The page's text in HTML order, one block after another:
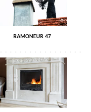
RAMONEUR 47